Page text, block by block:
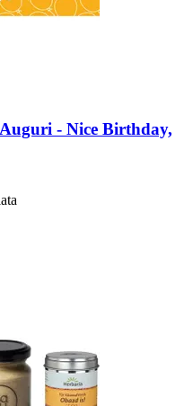
-​ Nice Birthday,